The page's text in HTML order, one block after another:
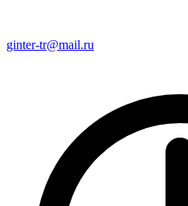
ginter-tr@mail.ru